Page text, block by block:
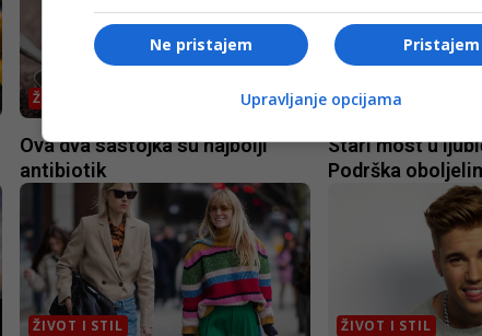
ŽIVOT I STIL
Ova dva sastojka su najbolji
antibiotik
ŽIVOT I STIL
Stari most u
Podrška
ŽIVOT I STIL ŽIVOT I STIL
Pristajem
Ne pristajem
Upravljanje opcijama